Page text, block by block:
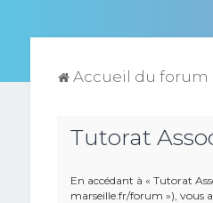
Accueil du forum
Tutorat
En accédant à « Tutorat
marseille.fr/forum »), vous